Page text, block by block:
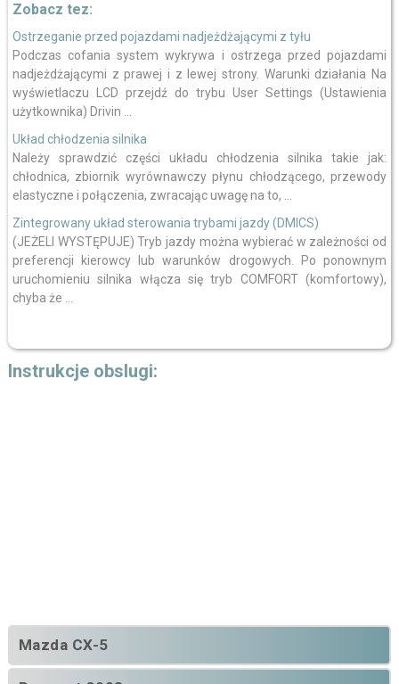
Zobacz tez:
Ostrzeganie przed pojazdami nadjeżdżającymi z tyłu
Podczas cofania system wykrywa i ostrzega przed pojazdami
nadjeżdżającymi z prawej i z lewej strony. Warunki działania Na
wyświetlaczu LCD przejdź do trybu User Settings (Ustawienia
użytkownika) Drivin ...
Układ chłodzenia silnika
Należy sprawdzić części układu chłodzenia silnika takie jak:
chłodnica, zbiornik wyrównawczy płynu chłodzącego, przewody
elastyczne i połączenia, zwracając uwagę na to, ...
Zintegrowany układ sterowania trybami jazdy (DMICS)
(JEŻELI WYSTĘPUJE) Tryb jazdy można wybierać w zależności od
preferencji kierowcy lub warunków drogowych. Po ponownym
uruchomieniu silnika włącza się tryb COMFORT (komfortowy),
chyba że ...
Instrukcje obslugi:
Mazda CX-5